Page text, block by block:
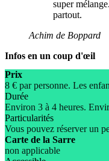
super
partout.
Achim de Boppard
Infos en un coup d'œil
Prix
8 € par personne. Les
Durée
Environ 3 à 4 heures.
Particularités
Vous pouvez réserver un
Carte de la Sarre
non applicable